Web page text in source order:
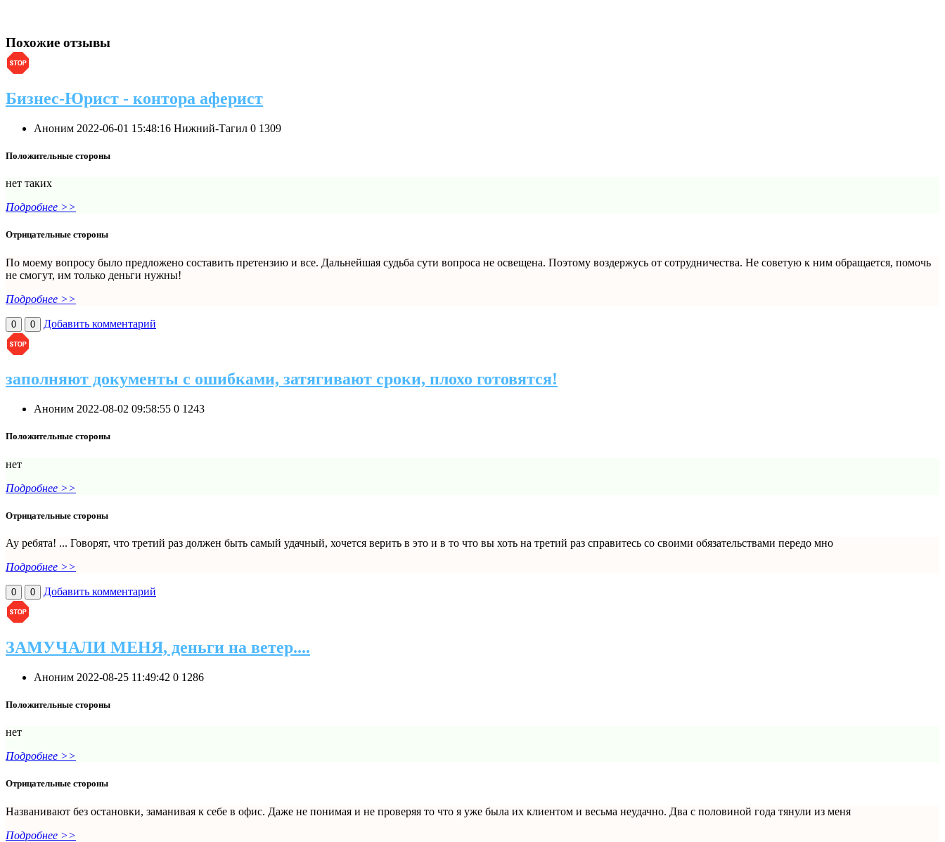
Похожие отзывы
Бизнес-Юрист - контора аферист
Аноним 2022-06-01 15:48:16 Нижний-Тагил 0 1309
Положительные стороны
нет таких
Подробнее >>
Отрицательные стороны
По моему вопросу было предложено составить претензию и все. Дальнейшая судьба сути вопроса не освещена. Поэтому воздержусь от сотрудничества. Не советую к ним обращается, помочь
не смогут, им только деньги нужны!
Подробнее >>
0 0 Добавить комментарий
заполняют документы с ошибками, затягивают сроки, плохо готовятся!
Аноним 2022-08-02 09:58:55 0 1243
Положительные стороны
нет
Подробнее >>
Отрицательные стороны
Ау ребята! ... Говорят, что третий раз должен быть самый удачный, хочется верить в это и в то что вы хоть на третий раз справитесь со своими обязательствами передо мно
Подробнее >>
0 0 Добавить комментарий
ЗАМУЧАЛИ МЕНЯ, деньги на ветер....
Аноним 2022-08-25 11:49:42 0 1286
Положительные стороны
нет
Подробнее >>
Отрицательные стороны
Названивают без остановки, заманивая к себе в офис. Даже не понимая и не проверяя то что я уже была их клиентом и весьма неудачно. Два с половиной года тянули из меня
Подробнее >>